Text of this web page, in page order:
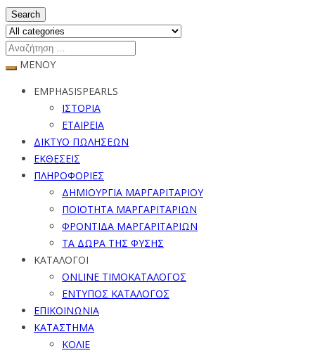
Search
ΜΕΝΟΥ
EMPHASISPEARLS
ΙΣΤΟΡΙΑ
ΕΤΑΙΡΕΙΑ
ΔΙΚΤΥΟ ΠΩΛΗΣΕΩΝ
ΕΚΘΕΣΕΙΣ
ΠΛΗΡΟΦΟΡΙΕΣ
ΔΗΜΙΟΥΡΓΙΑ ΜΑΡΓΑΡΙΤΑΡΙΟΥ
ΠΟΙΟΤΗΤΑ ΜΑΡΓΑΡΙΤΑΡΙΩΝ
ΦΡΟΝΤΙΔΑ ΜΑΡΓΑΡΙΤΑΡΙΩΝ
ΤΑ ΔΩΡΑ ΤΗΣ ΦΥΣΗΣ
ΚΑΤΑΛΟΓΟΙ
ONLINE ΤΙΜΟΚΑΤΑΛΟΓΟΣ
ΕΝΤΥΠΟΣ ΚΑΤΑΛΟΓΟΣ
ΕΠΙΚΟΙΝΩΝΙΑ
ΚΑΤΑΣΤΗΜΑ
ΚΟΛΙΕ